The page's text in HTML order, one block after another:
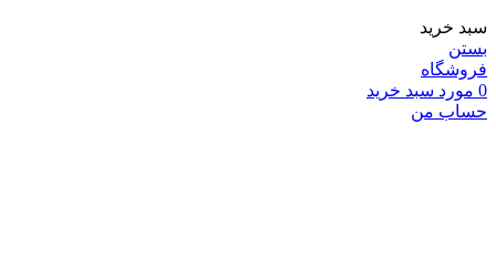
سبد خرید
بستن
فروشگاه
0 مورد سبد خرید
حساب من